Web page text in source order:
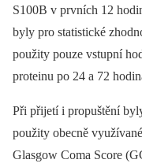
S100B v prvních 12
byly pro statistické
použity pouze vstupní
proteinu po 24 a 72
Při přijetí i propuštění
použity obecně
Glasgow Coma Score